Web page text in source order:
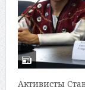
Активисты